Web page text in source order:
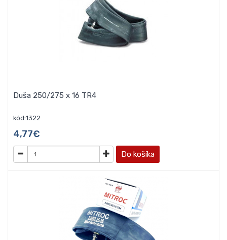
Duša 250/275 x 16 TR4
kód:1322
4,77€
Do košíka